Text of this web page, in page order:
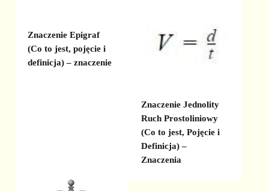
Znaczenie Epigraf
(Co to jest, pojęcie i
definicja) – znaczenie
Znaczenie Jednolity
Ruch Prostoliniowy
(Co to jest, Pojęcie i
Definicja) –
Znaczenia